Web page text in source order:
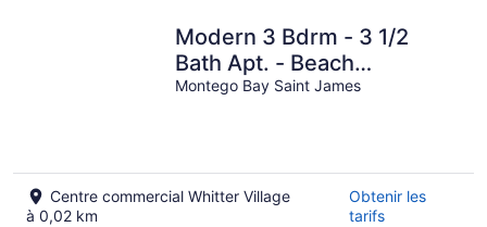
Modern 3 Bdrm - 3 1/2
Bath Apt. - Beach
Pass/Pool/Gym/Wifi/Cable/
Montego Bay Saint James
Centre commercial Whitter Village
à 0,02 km
Obtenir les
tarifs